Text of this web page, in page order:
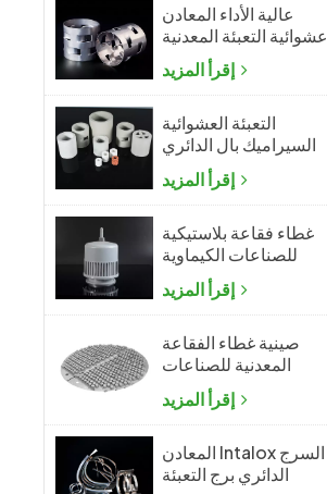
عالية الأداء المعادن
عشوائية التعبئة المعدنية
بال الدائري
التعبئة العشوائية
السيراميك بال الدائري
غطاء فقاعة بلاستيكية
للصناعات الكيماوية
صينية غطاء الفقاعة
المعدنية للصناعات
الكيماوية
المعادن Intalox السرج
الدائري برج التعبئة